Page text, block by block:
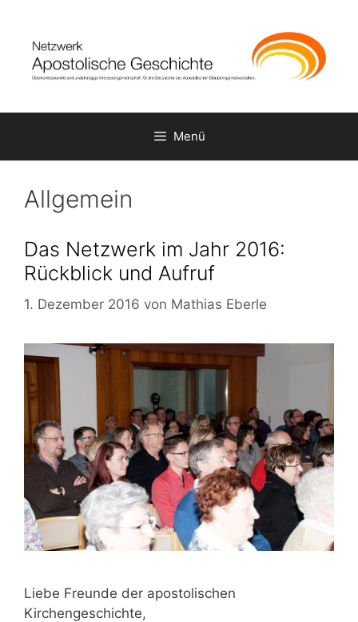
springen
Menü
Allgemein
Das Netzwerk im Jahr 2016:
Rückblick und Aufruf
1. Dezember 2016 von Mathias Eberle
Liebe Freunde der apostolischen
Kirchengeschichte,